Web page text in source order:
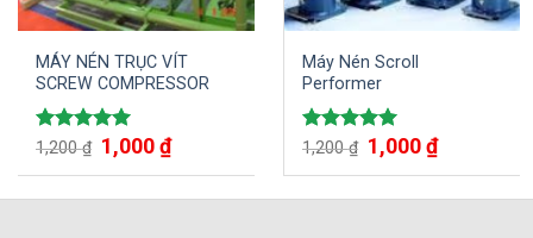
MÁY NÉN TRỤC VÍT
SCREW COMPRESSOR
Được xếp
5.00
1,200₫ 1,000₫
Máy Nén Scroll
Performer
Được xếp
5.00
1,200₫ 1,000₫